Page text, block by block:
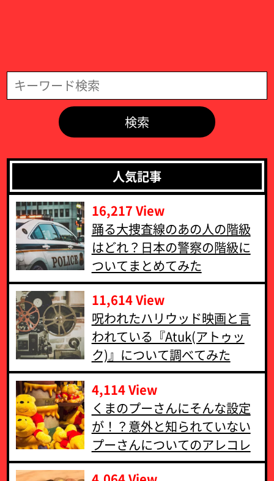
検索
人気記事
16,217 View
‪踊る大捜査線のあの人の階級
はどれ？日本の警察の階級に
ついてまとめてみた‬
11,614 View
呪われたハリウッド映画と言
われている『Atuk(アトゥッ
ク)』について調べてみた
4,114 View
くまのプーさんにそんな設定
が！？意外と知られていない
プーさんについてのアレコレ